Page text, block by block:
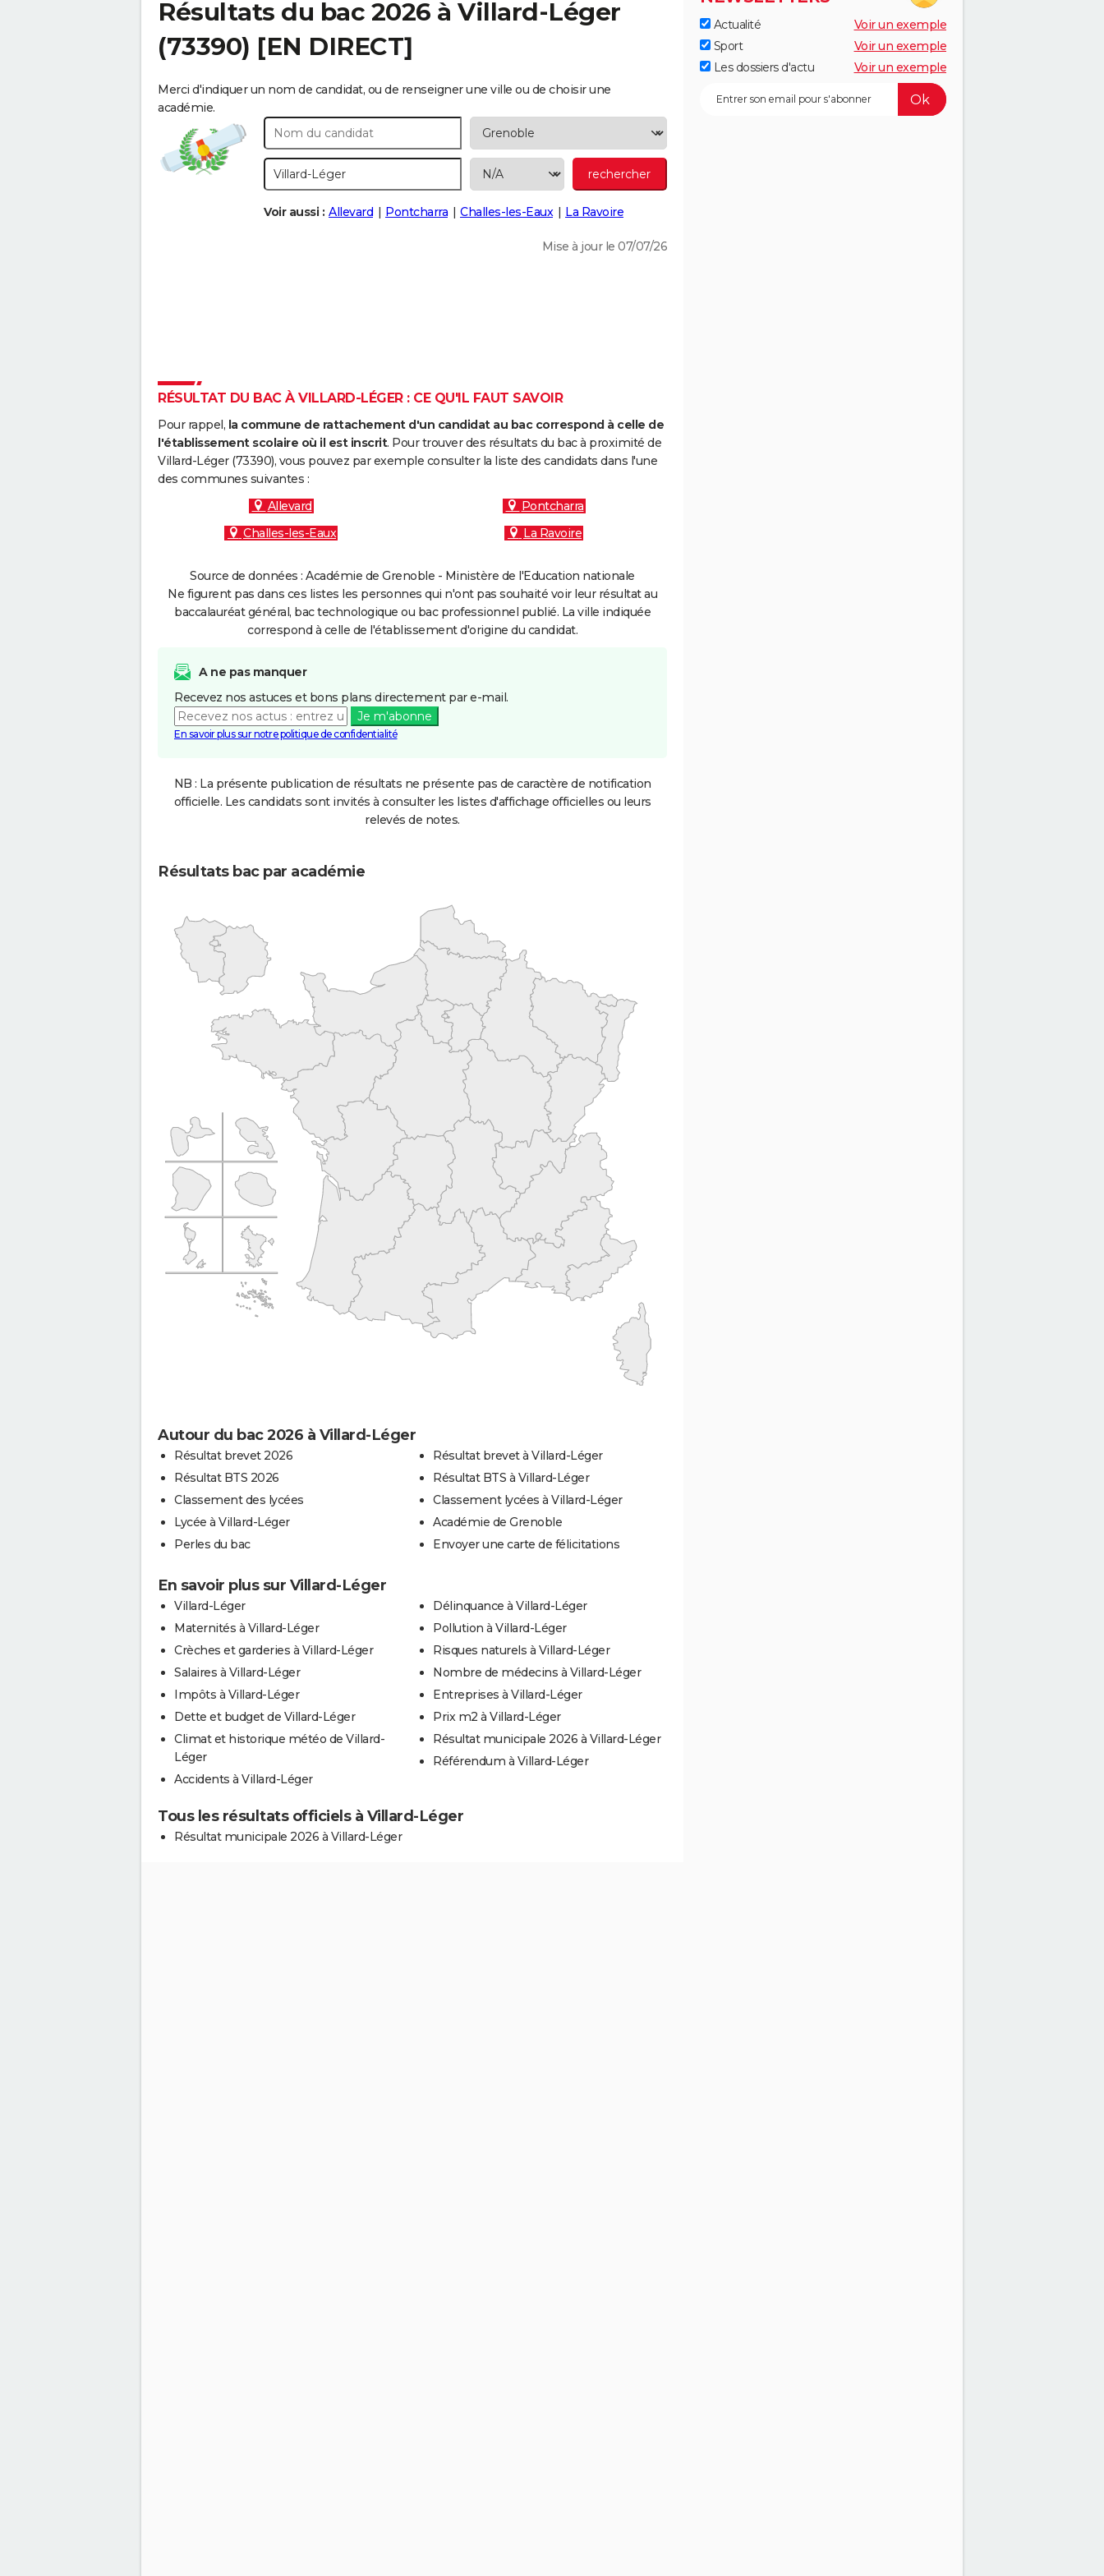
Résultats du bac 2026 à Villard-Léger
(73390) [EN DIRECT]
Merci d'indiquer un nom de candidat, ou de renseigner une ville ou de choisir une
académie.
Voir aussi : Allevard Pontcharra Challes-les-Eaux La Ravoire
Mise à jour le 07/07/26
RÉSULTAT DU BAC À VILLARD-LÉGER : CE QU'IL FAUT SAVOIR
Pour rappel, la commune de rattachement d'un candidat au bac correspond à celle de
l'établissement scolaire où il est inscrit. Pour trouver des résultats du bac à proximité de
Villard-Léger (73390), vous pouvez par exemple consulter la liste des candidats dans l'une
des communes suivantes :
Allevard
Pontcharra
Challes-les-Eaux
La Ravoire
Source de données : Académie de Grenoble - Ministère de l'Education nationale
Ne figurent pas dans ces listes les personnes qui n'ont pas souhaité voir leur résultat au
baccalauréat général, bac technologique ou bac professionnel publié. La ville indiquée
correspond à celle de l'établissement d'origine du candidat.
A ne pas manquer
Recevez nos astuces et bons plans directement par e-mail.
Je m'abonne
En savoir plus sur notre politique de confidentialité
NB : La présente publication de résultats ne présente pas de caractère de notification
officielle. Les candidats sont invités à consulter les listes d'affichage officielles ou leurs
relevés de notes.
Résultats bac par académie
Autour du bac 2026 à Villard-Léger
Résultat brevet 2026
Résultat BTS 2026
Classement des lycées
Lycée à Villard-Léger
Perles du bac
Résultat brevet à Villard-Léger
Résultat BTS à Villard-Léger
Classement lycées à Villard-Léger
Académie de Grenoble
Envoyer une carte de félicitations
En savoir plus sur Villard-Léger
Villard-Léger
Maternités à Villard-Léger
Crèches et garderies à Villard-Léger
Salaires à Villard-Léger
Impôts à Villard-Léger
Dette et budget de Villard-Léger
Climat et historique météo de Villard-
Léger
Accidents à Villard-Léger
Délinquance à Villard-Léger
Pollution à Villard-Léger
Risques naturels à Villard-Léger
Nombre de médecins à Villard-Léger
Entreprises à Villard-Léger
Prix m2 à Villard-Léger
Résultat municipale 2026 à Villard-Léger
Référendum à Villard-Léger
Tous les résultats officiels à Villard-Léger
Résultat municipale 2026 à Villard-Léger
Actualité
Voir un exemple
Sport
Voir un exemple
Les dossiers d'actu
Voir un exemple